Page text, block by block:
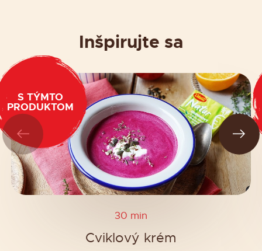
Inšpirujte sa
S TÝMTO
PRODUKTOM
30 min
Cviklový krém